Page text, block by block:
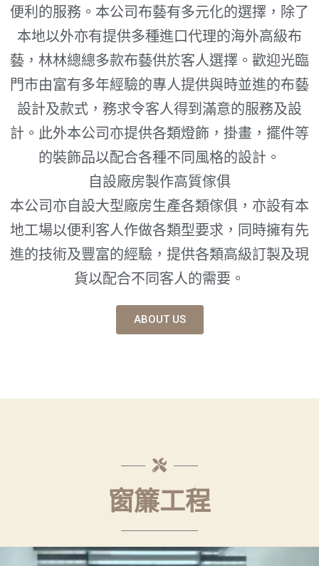
便利的服務。本公司布藝有多元化的選擇，除了
本地以外亦有提供多種進口代理的海外高級布
藝，林林總總多款布藝供於客人選擇。歡迎光臨
門市由富有多年經驗的專人提供與時並進的布藝
設計及款式，務求令客人得到滿意的服務及設
計。此外本公司亦提供各類燈飾，掛畫，擺件等
的裝飾品以配合各種不同風格的設計。
自設廠房製作高質傢俱
本公司亦自設大型廠房生產各類傢俱，亦設有本
地工場以便利客人作做各類型要求，同時擁有先
進的技術及豐富的經驗，提供各類高級訂製及現
貨以配合不同客人的需要。
ABOUT US
窗簾工程